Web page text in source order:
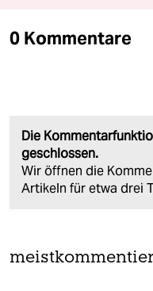
0 Kommentare
Die
geschlossen.
Wir öffnen die
Artikeln für etwa drei